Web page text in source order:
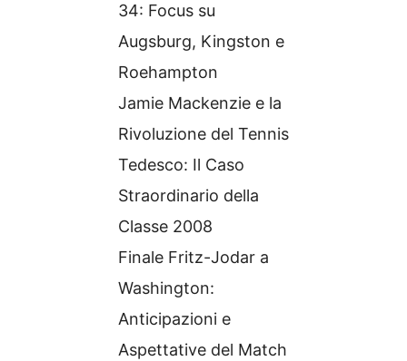
34: Focus su
Augsburg, Kingston e
Roehampton
Jamie Mackenzie e la
Rivoluzione del Tennis
Tedesco: Il Caso
Straordinario della
Classe 2008
Finale Fritz-Jodar a
Washington:
Anticipazioni e
Aspettative del Match